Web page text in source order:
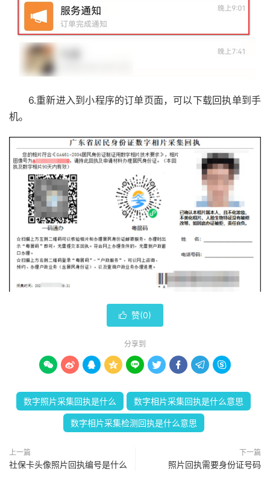
6.重新进入到小程序的订单页面，可以下载回执单到手
机。
 赞(0)
分享到
        
数字照片采集回执是什么 数字相片采集回执是什么意思
数字相片采集检测回执是什么意思
上一篇
社保卡头像照片回执编号是什么
下一篇
照片回执需要身份证号码